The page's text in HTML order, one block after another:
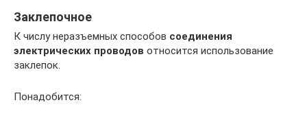
Заклепочное
К числу неразъемных способов соединения
электрических проводов относится использование
заклепок.
Понадобится: